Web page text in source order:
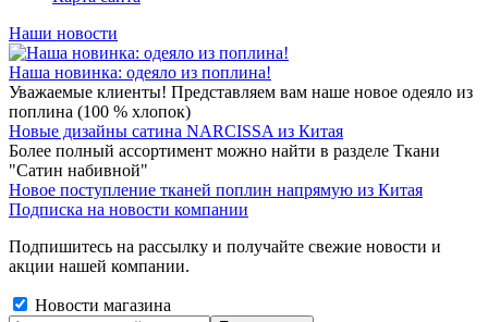
Наши новости
Наша новинка: одеяло из поплина!
Уважаемые клиенты! Представляем вам наше новое одеяло из
поплина (100 % хлопок)
Новые дизайны сатина NARCISSA из Китая
Более полный ассортимент можно найти в разделе Ткани
"Сатин набивной"
Новое поступление тканей поплин напрямую из Китая
Подписка на новости компании
Подпишитесь на рассылку и получайте свежие новости и
акции нашей компании.
Новости магазина